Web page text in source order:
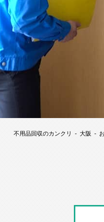
不用品回収のカンクリ 大阪